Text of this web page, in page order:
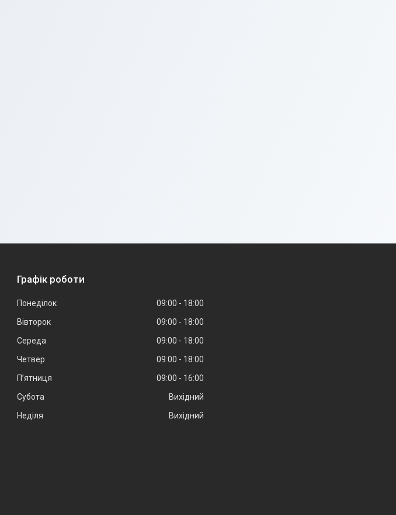
Графік роботи
Понеділок 09:00
18:00
Вівторок
09:00
18:00
Середа
09:00
18:00
Четвер
09:00
18:00
Пʼятниця
09:00
16:00
Субота
Вихідний
Неділя
Вихідний